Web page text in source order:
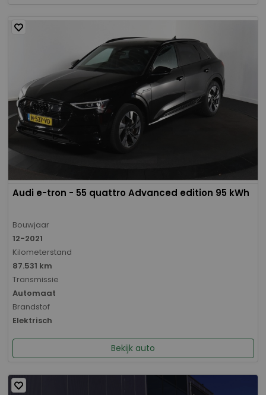
Audi e-tron - 55 quattro Advanced edition 95 kWh
Bouwjaar
12-2021
Kilometerstand
87.531 km
Transmissie
Automaat
Brandstof
Elektrisch
Bekijk auto